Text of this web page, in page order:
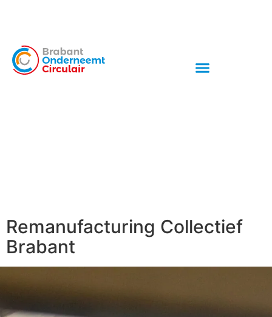
Remanufacturing Collectief
Brabant